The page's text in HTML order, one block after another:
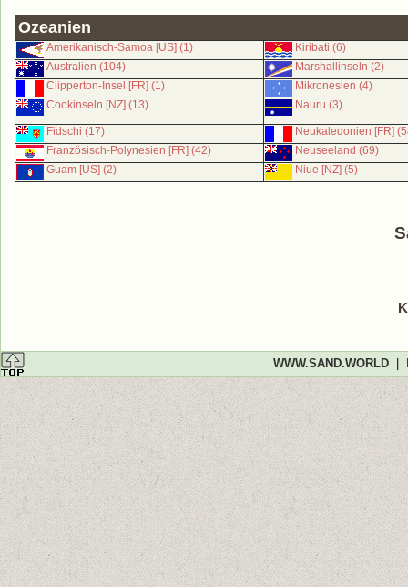
Ozeanien
Amerikanisch-Samoa [US] (1)
Kiribati (6)
Australien (104)
Marshallinseln (2)
Clipperton-Insel [FR] (1)
Mikronesien (4)
Cookinseln [NZ] (13)
Nauru (3)
Fidschi (17)
Neukaledonien [FR]
Französisch-Polynesien [FR] (42)
Neuseeland (69)
Guam [US] (2)
Niue [NZ] (5)
WWW.SAND.WORLD|